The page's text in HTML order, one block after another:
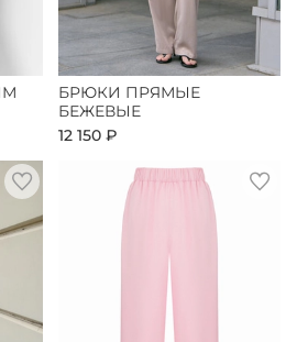
БРЮКИ ПРЯМЫЕ
БЕЖЕВЫЕ
12 150 ₽